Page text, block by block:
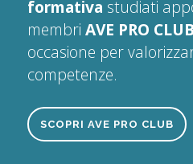
formativa studiati
membri AVE PRO CLUB
occasione per
competenze.
SCOPRI AVE PRO CLUB